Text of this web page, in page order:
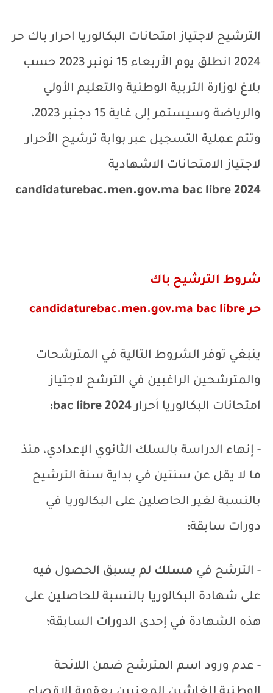
الترشيح لاجتياز امتحانات البكالوريا احرار باك حر
2024 انطلق يوم الأربعاء 15 نونبر 2023 حسب
بلاغ لوزارة التربية الوطنية والتعليم الأولي
والرياضة وسيستمر إلى غاية 15 دجنبر 2023،
وتتم عملية التسجيل عبر بوابة ترشيح الأحرار
لاجتياز الامتحانات الاشهادية
candidaturebac.men.gov.ma bac libre 2024
شروط الترشيح باك
حرcandidaturebac.men.gov.ma bac libre
ينبغي توفر الشروط التالية في المترشحات
والمترشحين الراغبين في الترشح لاجتياز
امتحانات البكالوريا أحرار2024
bac libre
:
- إنهاء الدراسة بالسلك الثانوي الإعدادي، منذ
ما لا يقل عن سنتين في بداية سنة الترشيح
بالنسبة لغير الحاصلين على البكالوريا في
دورات سابقة؛
- الترشح في مسلك لم يسبق الحصول فيه
على شهادة البكالوريا بالنسبة للحاصلين على
هذه الشهادة في إحدى الدورات السابقة؛
- عدم ورود اسم المترشح ضمن اللائحة